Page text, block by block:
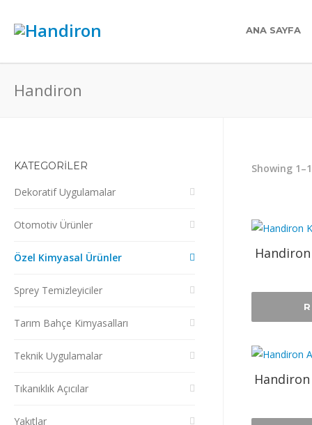
ANA SAYFA
Handiron
Showing
Handiron
KATEGORİLER
Dekoratif Uygulamalar
Otomotiv Ürünler
Özel Kimyasal Ürünler
Sprey Temizleyiciler
Tarım Bahçe Kimyasalları
Teknik Uygulamalar
Tıkanıklık Açıcılar
Yakıtlar